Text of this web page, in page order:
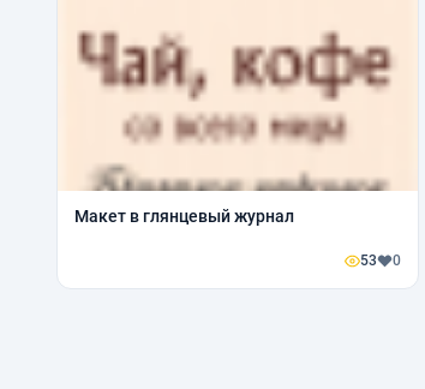
Макет в глянцевый журнал
53 0